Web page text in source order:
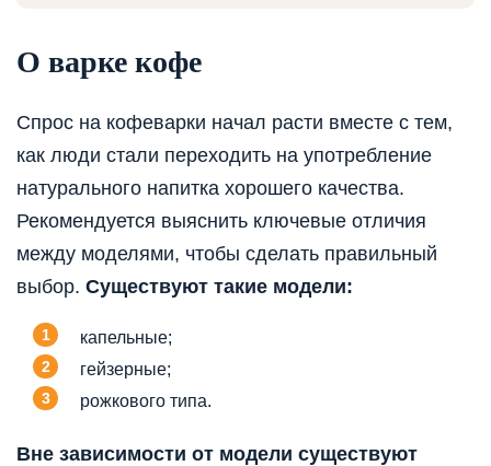
О варке кофе
Спрос на кофеварки начал расти вместе с тем,
как люди стали переходить на употребление
натурального напитка хорошего качества.
Рекомендуется выяснить ключевые отличия
между моделями, чтобы сделать правильный
выбор. Существуют такие модели:
капельные;
гейзерные;
рожкового типа.
Вне зависимости от модели существуют